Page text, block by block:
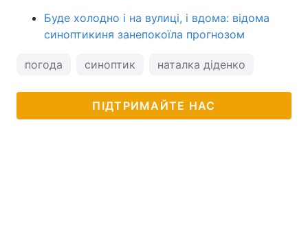
Буде холодно і на вулиці, і вдома: відома
синоптикиня занепокоїла прогнозом
погода синоптик наталка діденко
ПІДТРИМАЙТЕ НАС